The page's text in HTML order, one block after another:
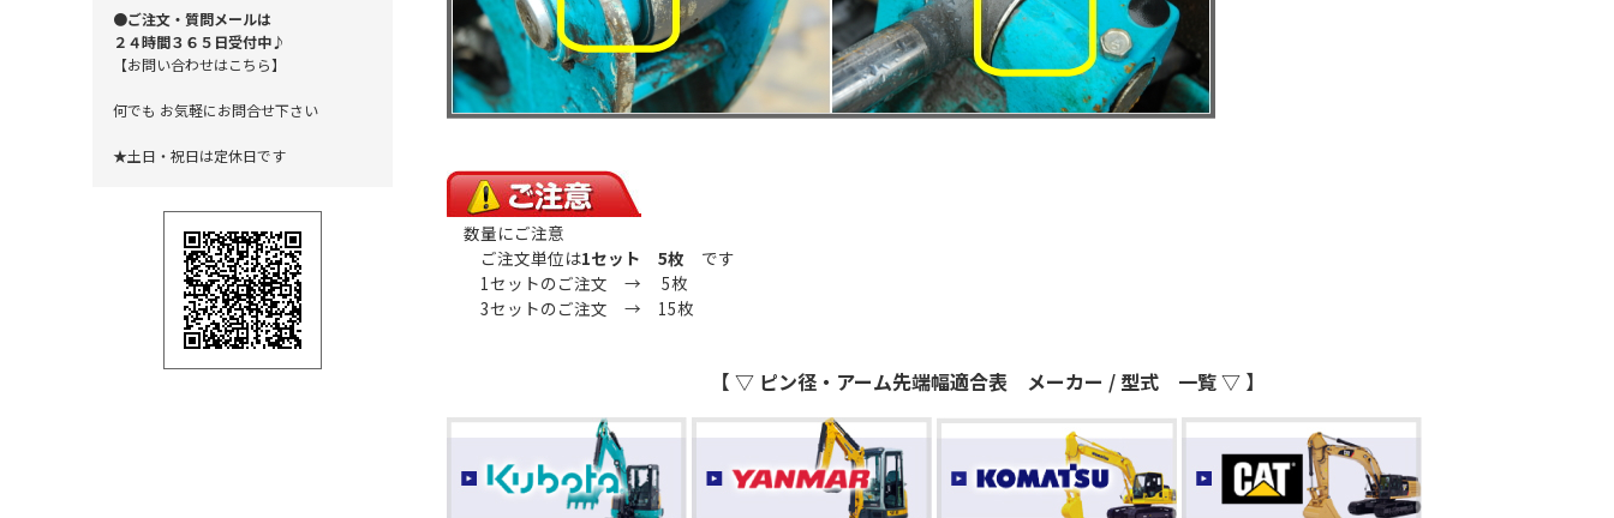
数量にご注意
ご注文単位は1セット 5枚 です
1セットのご注文 → 5枚
3セットのご注文 → 15枚
【 ▽ ピン径・アーム先端幅適合表 メーカー / 型式 一覧 ▽ 】
●ご注文・質問メールは
２４時間３６５日受付中♪
【お問い合わせはこちら】
何でも お気軽にお問合せ下さい
★土日・祝日は定休日です